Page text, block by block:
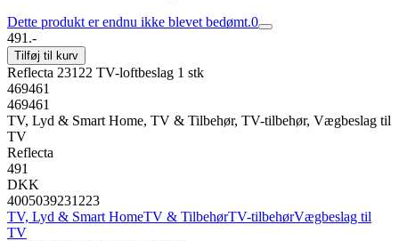
Dette produkt er endnu ikke blevet bedømt.0
491.-
Tilføj til kurv
Reflecta 23122 TV-loftbeslag 1 stk
469461
469461
TV, Lyd & Smart Home, TV & Tilbehør, TV-tilbehør, Vægbeslag til
TV
Reflecta
491
DKK
4005039231223
TV, Lyd & Smart HomeTV & TilbehørTV-tilbehørVægbeslag til
TV